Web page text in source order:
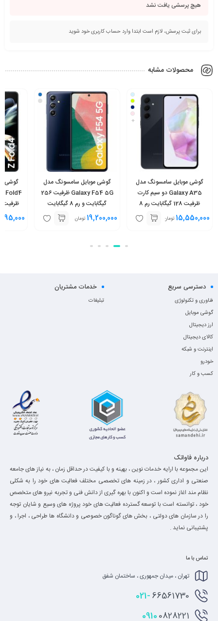
هیچ پرسشی یافت نشد
برای ثبت پرسش، لازم است ابتدا وارد حساب کاربری خود شوید
محصولات مشابه
+
گوشی موبایل سامسونگ مدل
Galaxy A35 دو سیم کارت
ظرفیت 128 گیگابایت رم 8
گیگابایت – ویتنام15,550,000 تومان
گوشی موبایل سامسونگ مدل
Galaxy F54 5G ظرفیت 256
گیگابایت و رم 8 گیگابایت
19,200,000 تومان
گوشی
دسترسی سریع
فناوری و تکنولوژی
گوشی موبایل
ارز دیجیتال
کالای دیجیتال
اینترنت و شبکه
خودرو
کسب و کار
خدمات مشتریان
تبلیغات
درباره فاواتک
این مجموعه با ارایه خدمات نوین ، بهینه و با کیفیت در حداقل زمان ، به نیاز های جامعه
صنعتی و اداری کشور ، در زمینه های تخصصی مختلف فعالیت های خود را به شکلی
نظام مند اغاز نموده است و اکنون با بهره گیری از دانش فنی و تجربه نیرو های متخصص
خود ، توانسته است با توسعه گسترده فعالیت های خود پروژه های وسیع و شایان توجه
را در سازمان های دولتی ، بخش های گوناگون خصوصی و دانشگاه ها طراحی ، اجرا ، و
پشتیبانی نماید .
تماس با ما
تهران ، میدان جمهوری ، ساختمان شفق
021-66561730
09100828221